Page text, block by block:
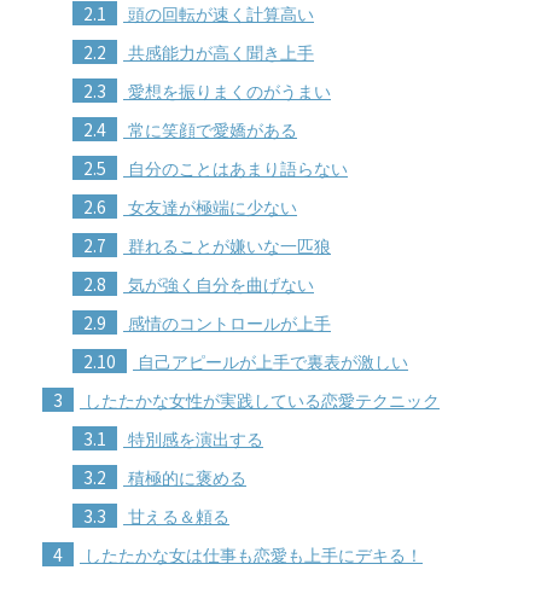
2.1 頭の回転が速く計算高い
2.2 共感能力が高く聞き上手
2.3 愛想を振りまくのがうまい
2.4 常に笑顔で愛嬌がある
2.5 自分のことはあまり語らない
2.6 女友達が極端に少ない
2.7 群れることが嫌いな一匹狼
2.8 気が強く自分を曲げない
2.9 感情のコントロールが上手
2.10 自己アピールが上手で裏表が激しい
3 したたかな女性が実践している恋愛テクニック
3.1 特別感を演出する
3.2 積極的に褒める
3.3 甘える＆頼る
4 したたかな女は仕事も恋愛も上手にデキる！